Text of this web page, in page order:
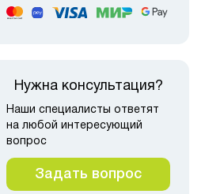
Нужна консультация?
Наши специалисты ответят
на любой интересующий
вопрос
Задать вопрос